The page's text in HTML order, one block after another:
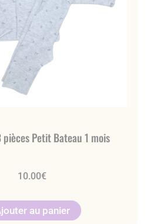
pièces Petit Bateau 1 mois
10.00€
au panier